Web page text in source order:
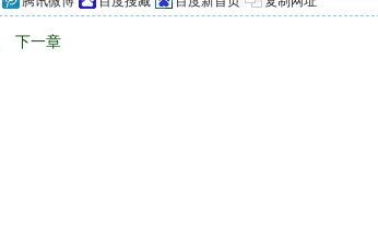
下一章